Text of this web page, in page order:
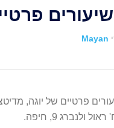
Mayan
פרטיים של יוגה,
ולנברג 9, חיפה.